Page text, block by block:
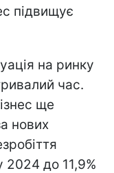
підвищує
на ринку
час.
ще
нових
2024 до 11,9%